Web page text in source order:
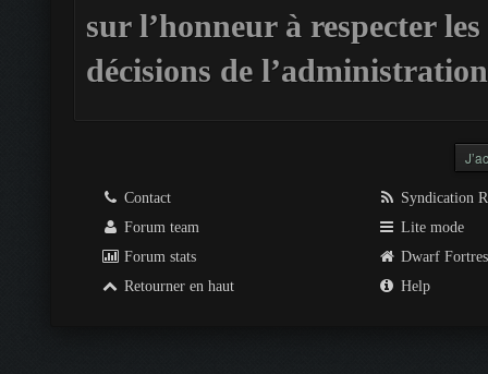
sur l’honneur à respecter
décisions de
Contact
Forum team
Forum stats
Retourner en haut
Syndication
Lite mode
Dwarf
Help